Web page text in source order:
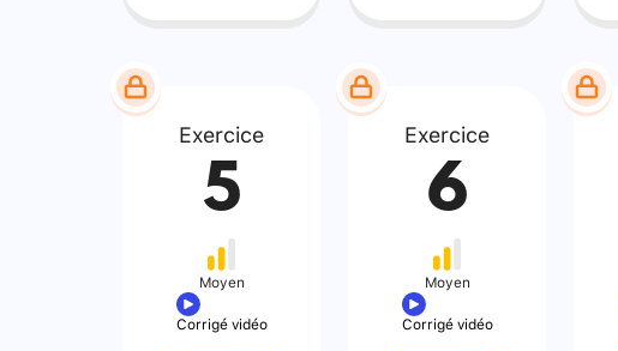
Exercice
5
Moyen
Corrigé vidéo
Exercice
6
Moyen
Corrigé vidéo